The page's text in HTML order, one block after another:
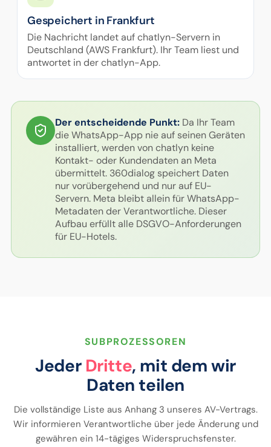
Gespeichert in Frankfurt
Die Nachricht landet auf chatlyn-Servern in
Deutschland (AWS Frankfurt). Ihr Team liest und
antwortet in der chatlyn-App.
Der entscheidende Punkt:Da Ihr Team
die WhatsApp-App nie auf seinen Geräten
installiert, werden von chatlyn keine
Kontakt- oder Kundendaten an Meta
übermittelt. 360dialog speichert Daten
nur vorübergehend und nur auf EU-
Servern. Meta bleibt allein für WhatsApp-
Metadaten der Verantwortliche. Dieser
Aufbau erfüllt alle DSGVO-Anforderungen
für EU-Hotels.
SUBPROZESSOREN
Jeder Dritte, mit dem wir
Daten teilen
Die vollständige Liste aus Anhang 3 unseres AV-Vertrags.
Wir informieren Verantwortliche über jede Änderung und
gewähren ein 14-tägiges Widerspruchsfenster.